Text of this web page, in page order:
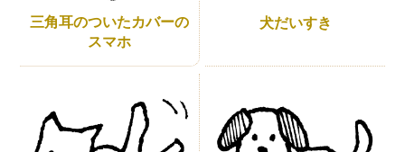
三角耳のついたカバーの
スマホ
犬だいすき